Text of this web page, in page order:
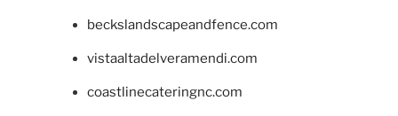
beckslandscapeandfence.com
vistaaltadelveramendi.com
coastlinecateringnc.com